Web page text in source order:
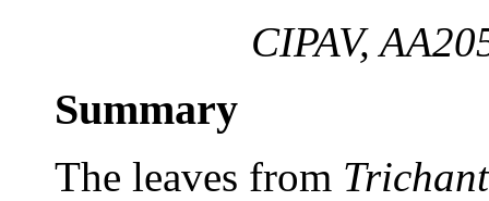
CIPAV,
Summary
The leaves from